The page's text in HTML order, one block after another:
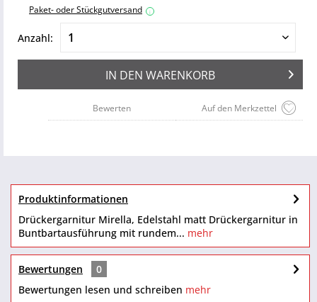
Paket- oder Stückgutversand i
Anzahl:
IN DEN WARENKORB
Auf den Merkzettel
Bewerten
Produktinformationen
Drückergarnitur Mirella, Edelstahl matt Drückergarnitur in
Buntbartausführung mit rundem... mehr
Bewertungen
0
Bewertungen lesen und schreiben mehr